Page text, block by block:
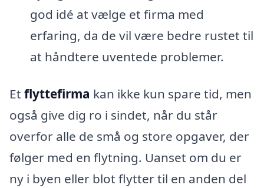
god idé at vælge et firma med
erfaring, da de vil være bedre rustet til
at håndtere uventede problemer.
Et flyttefirma kan ikke kun spare tid, men
også give dig ro i sindet, når du står
overfor alle de små og store opgaver, der
følger med en flytning. Uanset om du er
ny i byen eller blot flytter til en anden del